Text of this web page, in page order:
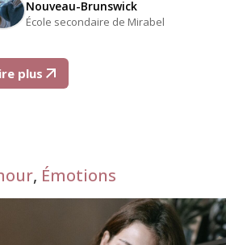
Nouveau-Brunswick
École secondaire de Mirabel
plus
, Émotions